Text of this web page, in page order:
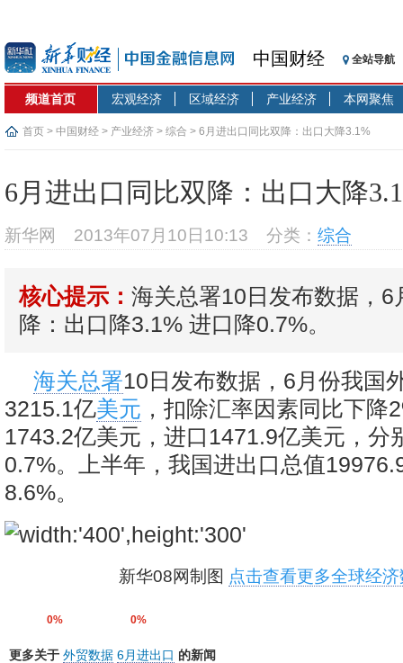
中国财经 全站导航
频道首页 宏观经济 区域经济 产业经济 本网聚焦
首页 > 中国财经 > 产业经济 > 综合 > 6月进出口同比双降：出口大降3.1%
6月进出口同比双降：出口大降
新华网 2013年07月10日10:13 分类： 综合
核心提示： 海关总署10日发布数据，6
降：出口降3.1% 进口降0.7%。
海关总署10日发布数据，6月份我国
3215.1亿美元 ，扣除汇率因素同比下降
1743.2亿美元，进口1471.9亿美元，分
0.7%。上半年，我国进出口总值
8.6%。
新华08网制图 点击查看更多全球经
0% 0%
更多关于 外贸数据 6月进出口 的新闻